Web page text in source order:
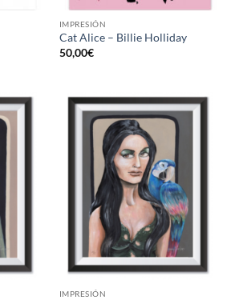
IMPRESIÓN
Cat Alice – Billie Holliday
50,00€
IMPRESIÓN